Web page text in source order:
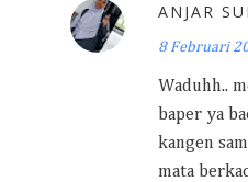
ANJAR
8 Februari
Waduhh..
baper ya
kangen
mata